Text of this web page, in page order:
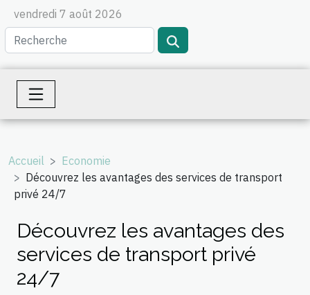
vendredi 7 août 2026
Accueil
Economie
Découvrez les avantages des services de transport
privé 24/7
Découvrez les avantages des
services de transport privé
24/7